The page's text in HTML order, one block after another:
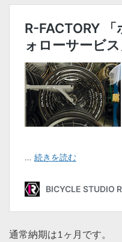
通常納期は1ヶ月です。